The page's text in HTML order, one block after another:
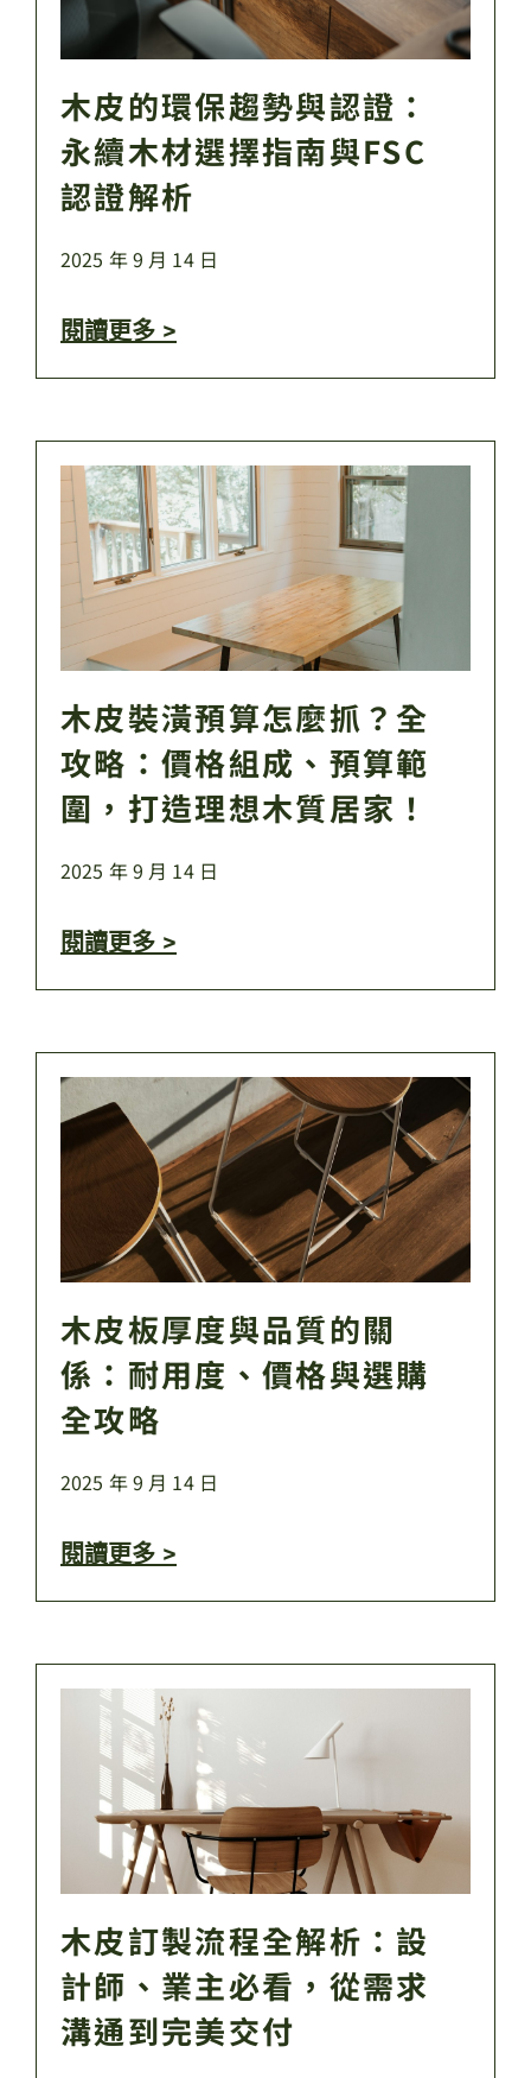
木皮的環保趨勢與認證：
永續木材選擇指南與FSC
認證解析
2025 年 9 月 14 日
閱讀更多 >
木皮裝潢預算怎麼抓？全
攻略：價格組成、預算範
圍，打造理想木質居家！
2025 年 9 月 14 日
閱讀更多 >
木皮板厚度與品質的關
係：耐用度、價格與選購
全攻略
2025 年 9 月 14 日
閱讀更多 >
木皮訂製流程全解析：設
計師、業主必看，從需求
溝通到完美交付